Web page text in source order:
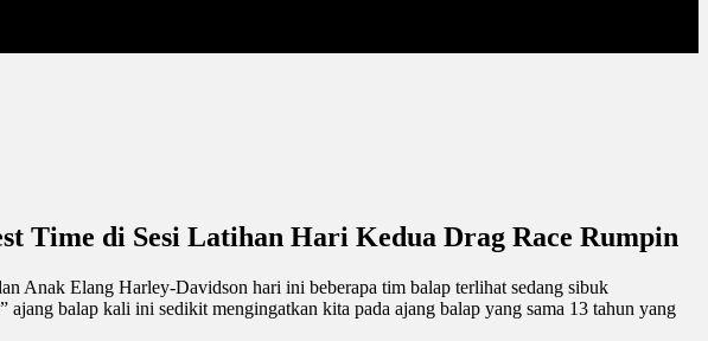
Time di Sesi Latihan Hari Kedua Drag Race Rumpin
Anak Elang Harley-Davidson hari ini beberapa tim balap terlihat sedang sibuk
balap kali ini sedikit mengingatkan kita pada ajang balap yang sama 13 tahun yang